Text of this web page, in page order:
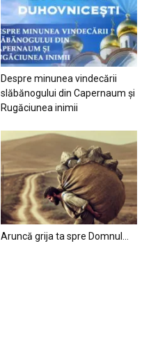
Despre minunea vindecării
slăbănogului din Capernaum și
Rugăciunea inimii
Aruncă grija ta spre Domnul…